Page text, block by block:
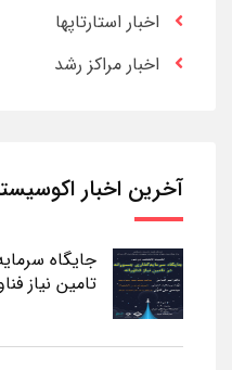
اخبار استارتاپها
اخبار مراکز رشد
آخرین اخبار
جایگاه
تامین نیاز